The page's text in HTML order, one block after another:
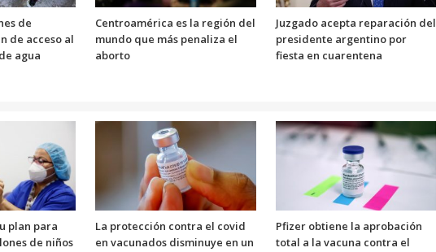
de
de acceso al
agua
Centroamérica es la región del
mundo que más penaliza el
aborto
Juzgado acepta reparación del
presidente argentino por
fiesta en cuarentena
plan para
de niños
La protección contra el covid
en vacunados disminuye en un
Pfizer obtiene la aprobación
total a la vacuna contra el